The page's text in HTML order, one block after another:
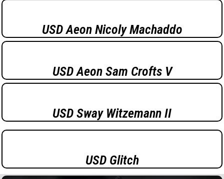
USD Aeon Nicoly Machaddo
USD Aeon Sam Crofts V
USD Sway Witzemann II
USD Glitch